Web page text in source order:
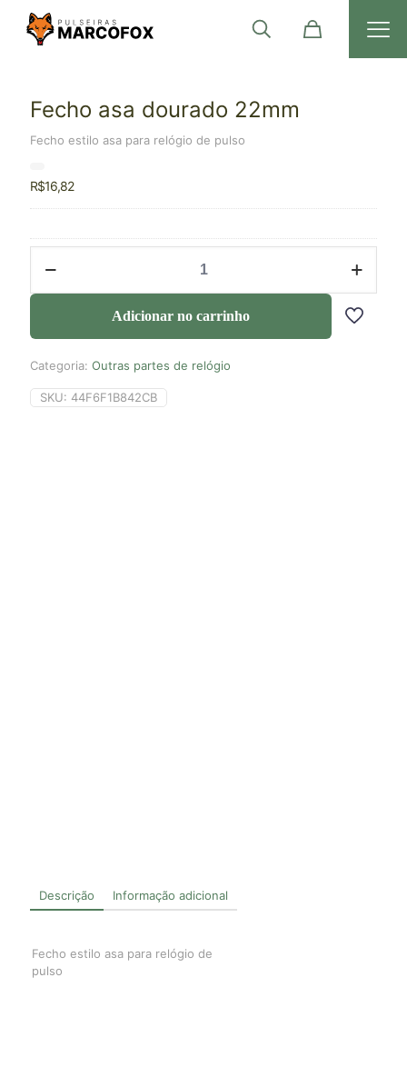
Descrição Informação adicional
Fecho estilo asa para relógio de
pulso
Fecho asa dourado 22mm
Fecho estilo asa para relógio de pulso
R$16,82
Adicionar no carrinho
Categoria: Outras partes de relógio
SKU: 44F6F1B842CB